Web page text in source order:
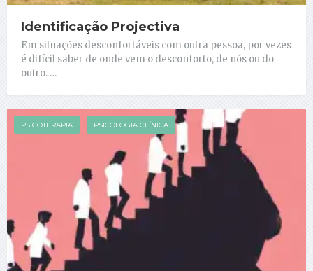
Identificação Projectiva
Em situações desconfortáveis com outra pessoa, por vezes
é difícil saber de onde vem o desconforto, de nós ou do
outro. …
PSICOTERAPIA PSICOLOGIA CLÍNICA